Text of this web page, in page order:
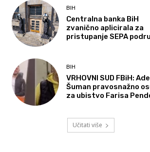
BIH
Centralna banka BiH
zvanično aplicirala za
pristupanje SEPA
BIH
VRHOVNI SUD FBiH:
Šuman pravosnažno
za ubistvo Farisa
Učitati više